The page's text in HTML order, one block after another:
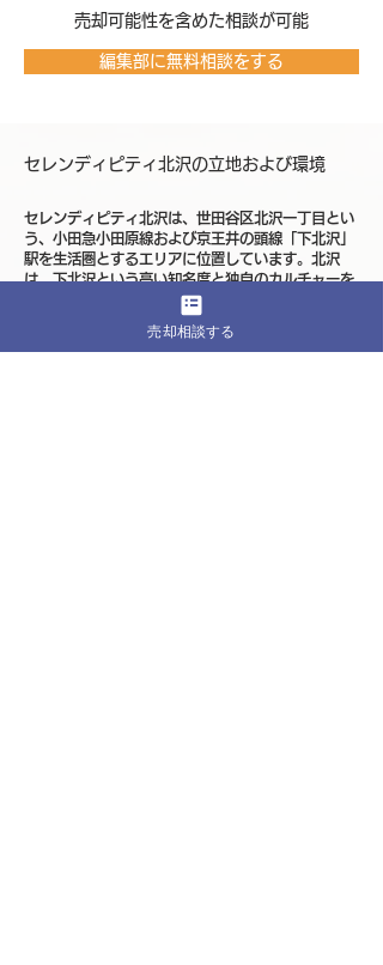
売却可能性を含めた相談が可能
編集部に無料相談をする
セレンディピティ北沢の立地および環境
セレンディピティ北沢は、世田谷区北沢一丁目とい
う、小田急小田原線および京王井の頭線「下北沢」
駅を生活圏とするエリアに位置しています。北沢
は、下北沢という高い知名度と独自のカルチャーを
持つ街を背景に、住宅地としても安定した評価を積
み重ねてきた地域です。セレンディピティ北沢が建
つ北沢一丁目は、その中心的な利便性を取り込みな
売却相談する